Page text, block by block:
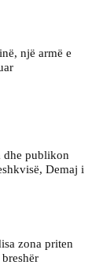
një armë e
dhe publikon
Demaj i
zona priten